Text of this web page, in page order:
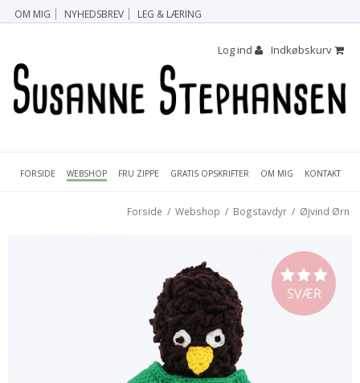
OM MIG NYHEDSBREV LEG & LÆRING
Indkøbskurv
Log ind
FORSIDE WEBSHOP FRU ZIPPE GRATIS OPSKRIFTER OM MIG KONTAKT
Forside / Webshop / Bogstavdyr / Øjvind Ørn